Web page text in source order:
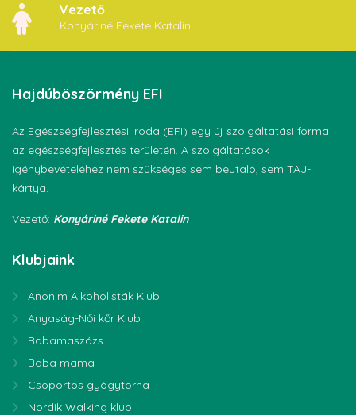
Vezető
Konyáriné Fekete Katalin
Hajdúböszörmény EFI
Az Egészségfejlesztési Iroda (EFI) egy új szolgáltatási forma
az egészségfejlesztés területén. A szolgáltatások
igénybevételéhez nem szükséges sem beutaló, sem TAJ-
kártya.
Vezető: Konyáriné Fekete Katalin
Klubjaink
Anonim Alkoholisták Klub
Anyaság-Női kőr Klub
Babamaszázs
Baba mama
Csoportos gyógytorna
Nordik Walking klub